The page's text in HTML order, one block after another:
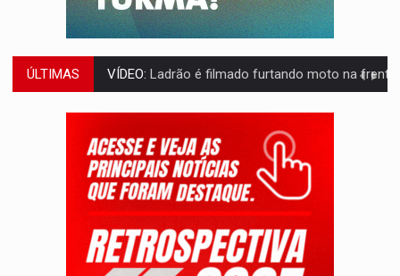
ÚLTIMAS
VÍDEO:Ladrão é filmado furtando moto na frente do bar
BOLSAS DE PESQUISA:Iniciativa Amazônia+10 lança chamada para fortalecer
Brasil tem grandes reservas de urânio, mas produz pouco e
VÍDEO:Serpente capturada na fábrica da Coca-Cola é
HOMENAGEM:Cientistas cassados pelo AI-5 se tornam pesquisadores
VÍDEO:Perseguição é registrada no shopping após colombiana furtar